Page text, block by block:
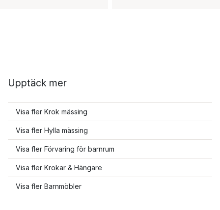
Upptäck mer
Visa fler Krok mässing
Visa fler Hylla mässing
Visa fler Förvaring för barnrum
Visa fler Krokar & Hängare
Visa fler Barnmöbler